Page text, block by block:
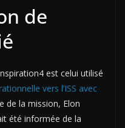
de
est celui utilisé
vers l’ISS avec
de la mission, Elon
été informée de la